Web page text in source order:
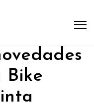
Bike